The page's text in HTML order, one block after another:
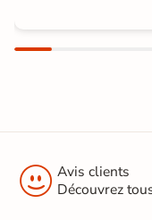
 Avis clients
Découvrez